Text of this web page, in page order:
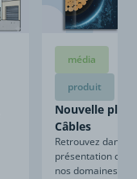
média
produit
Nouvelle
Câbles
Retrouvez dans
présentation
nos domaines